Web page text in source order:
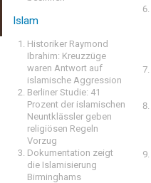
Islam
Historiker Raymond
Ibrahim: Kreuzzüge
waren Antwort auf
islamische Aggression
Berliner Studie: 41
Prozent der islamischen
Neuntklässler geben
religiösen Regeln
Vorzug
Dokumentation zeigt
die Islamisierung
Birminghams